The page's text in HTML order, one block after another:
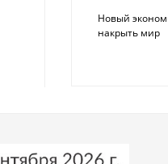
Новый
накрыть мир